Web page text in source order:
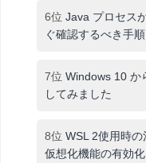
6位 Java プロセス
ぐ確認するべき手
7位 Windows 10 か
してみました
8位 WSL 2使用時
仮想化機能の有効化